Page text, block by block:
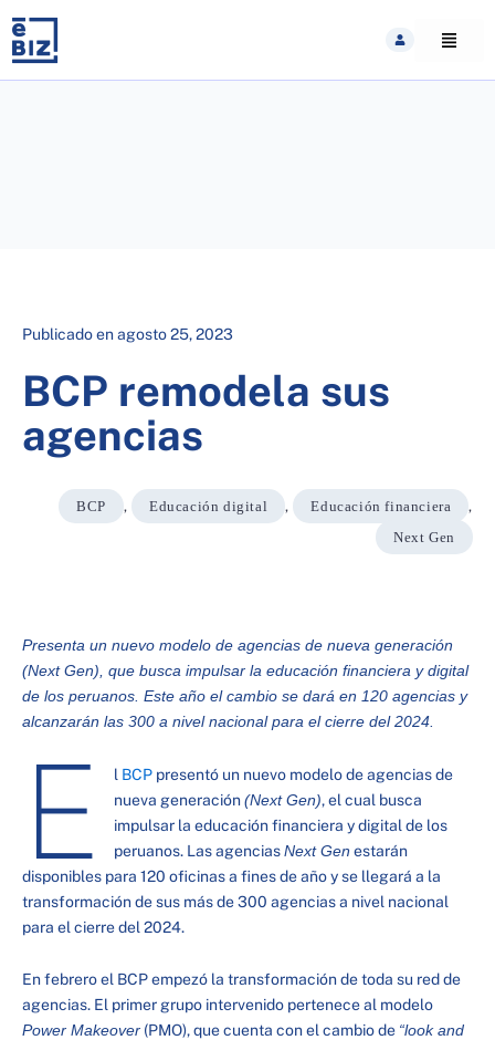
content
Publicado enagosto 25, 2023
BCP remodela sus
agencias
BCP , Educación digital , Educación financiera
,
Next Gen
Presenta un nuevo modelo de agencias de nueva generación
(Next Gen), que busca impulsar la educación financiera y digital
de los peruanos. Este año el cambio se dará en 120 agencias y
alcanzarán las 300 a nivel nacional para el cierre del 2024.
E l BCPpresentó un nuevo modelo de agencias de
nueva generación(Next Gen), el cual busca
impulsar la educación financiera y digital de los
peruanos. Las agenciasNext Gen estarán
disponibles para 120 oficinas a fines de año y se llegará a la
transformación de sus más de 300 agencias a nivel nacional
para el cierre del 2024.
En febrero el BCP empezó la transformación de toda su red de
agencias. El primer grupo intervenido pertenece al modelo
Power Makeover (PMO), que cuenta con el cambio de “look and